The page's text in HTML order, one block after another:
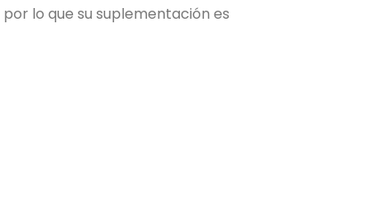
lo que su suplementación es